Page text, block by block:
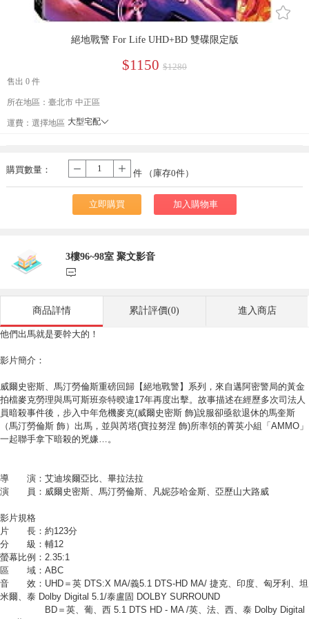
󰄔
絕地戰警 For Life UHD+BD 雙碟限定版
$1150 $1280
售出 0 件
所在地區：臺北市 中正區
運費： 選擇地區 大型宅配󰄘
購買數量：
- 件 （庫存0件）
立即購買 加入購物車
3樓96~98室 聚文影音
󰃨
商品詳情 累計評價(0) 進入商店
他們出馬就是要幹大的！
影片簡介：
威爾史密斯、馬汀勞倫斯重磅回歸【絕地戰警】系列，來自邁阿密警局的黃金
拍檔麥克勞理與馬可斯班奈特暌違17年再度出擊。故事描述在經歷多次司法人
員暗殺事件後，步入中年危機麥克(威爾史密斯 飾)說服卻亟欲退休的馬奎斯
（馬汀勞倫斯 飾）出馬，並與芮塔(寶拉努涅 飾)所率領的菁英小組「AMMO」
一起聯手拿下暗殺的兇嫌…。
導 演：艾迪埃爾亞比、畢拉法拉
演 員：威爾史密斯、馬汀勞倫斯、凡妮莎哈金斯、亞歷山大路威
影片規格
片 長：約123分
分 級：輔12
螢幕比例：2.35:1
區 域：ABC
音 效：UHD＝英 DTS:X MA/義5.1 DTS-HD MA/ 捷克、印度、匈牙利、坦
米爾、泰 Dolby Digital 5.1/泰盧固 DOLBY SURROUND
BD＝英、葡、西 5.1 DTS HD - MA /英、法、西、泰 Dolby Digital